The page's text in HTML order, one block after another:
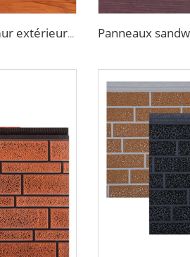
Panneau décoratif étanche pour mur extérieur en mousse de polyuréthane (PU) revêtement métallique pour chambre froide